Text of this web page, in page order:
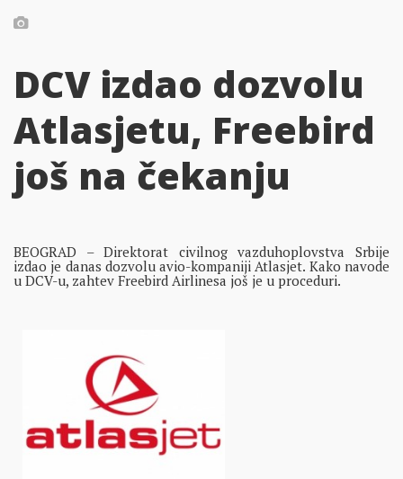
DCV izdao dozvolu
Atlasjetu, Freebird
još na čekanju
BEOGRAD – Direktorat civilnog vazduhoplovstva Srbije
izdao je danas dozvolu avio-kompaniji Atlasjet. Kako navode
u DCV-u, zahtev Freebird Airlinesa još je u proceduri.